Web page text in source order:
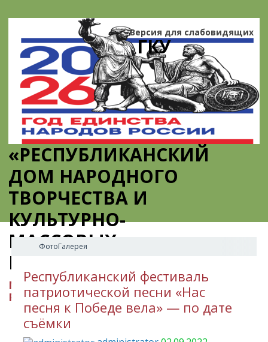
ГКУ
«РЕСПУБЛИКАНСКИЙ
ДОМ НАРОДНОГО
ТВОРЧЕСТВА И
КУЛЬТУРНО-
МАССОВЫХ
МЕРОПРИЯТИЙ»
МИНИСТЕРСТВО КУЛЬТУРЫ
РЕСПУБЛИКИ ИНГУШЕТИЯ
Версия для слабовидящих
ФотоГалерея
Республиканский фестиваль
патриотической песни «Нас
песня к Победе вела» — по дате
съёмки